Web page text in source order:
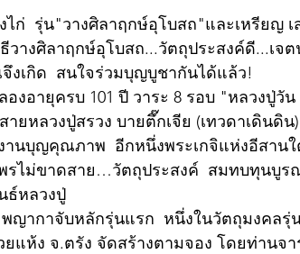
ก่  รุ่น"วางศิลาฤกษ์อุโบสถ"และเหรียญ
างศิลาฤกษ์อุโบสถ...วัตถุประสงค์ดี...เจ
งเกิด  สนใจร่วมบุญบูชากันได้แล้ว!
องอายุครบ 101 ปี วาระ 8 รอบ "หลวงปู่วั
ยหลวงปู่สรวง บายตึ๊กเจีย (เทวดาเดินดิ
นบุญคุณภาพ  อีกหนึ่งพระเกจิแห่งอีสาน
รไม่ขาดสาย…วัตถุประสงค์  สมทบทุนบูร
ธ์หลวงปู่
ยแห้ง จ.ตรัง จัดสร้างตามจอง โดยท่านจ